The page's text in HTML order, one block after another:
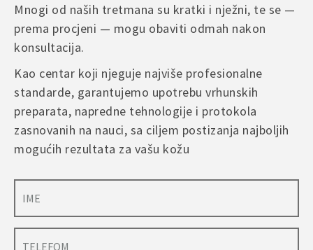
Mnogi od naših tretmana su kratki i nježni, te se —
prema procjeni — mogu obaviti odmah nakon
konsultacija.
Kao centar koji njeguje najviše profesionalne
standarde, garantujemo upotrebu vrhunskih
preparata, napredne tehnologije i protokola
zasnovanih na nauci, sa ciljem postizanja najboljih
mogućih rezultata za vašu kožu